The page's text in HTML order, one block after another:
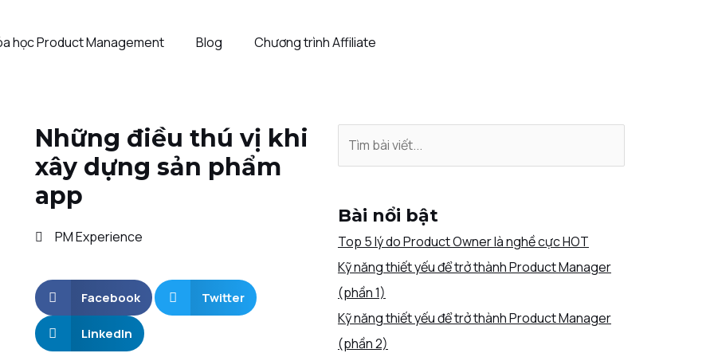
học Product Management Blog Chương trình Affiliate
Những điều thú vị khi
xây dựng sản phẩm
app
PM Experience
Facebook Twitter
LinkedIn
Bài nổi bật
Top 5 lý do Product Owner là nghề cực HOT
Kỹ năng thiết yếu để trở thành Product Manager
(phần 1)
Kỹ năng thiết yếu để trở thành Product Manager
(phần 2)